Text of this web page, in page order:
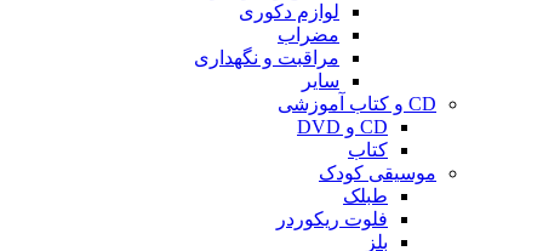
لوازم دکوری
مضراب
مراقبت و نگهداری
سایر
CD و کتاب آموزشی
CD و DVD
کتاب
موسیقی کودک
طبلک
فلوت ریکوردر
بلز